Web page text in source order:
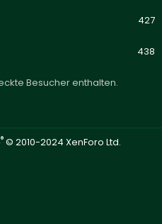
427
438
Besucher enthalten.
® © 2010-2024 XenForo Ltd.